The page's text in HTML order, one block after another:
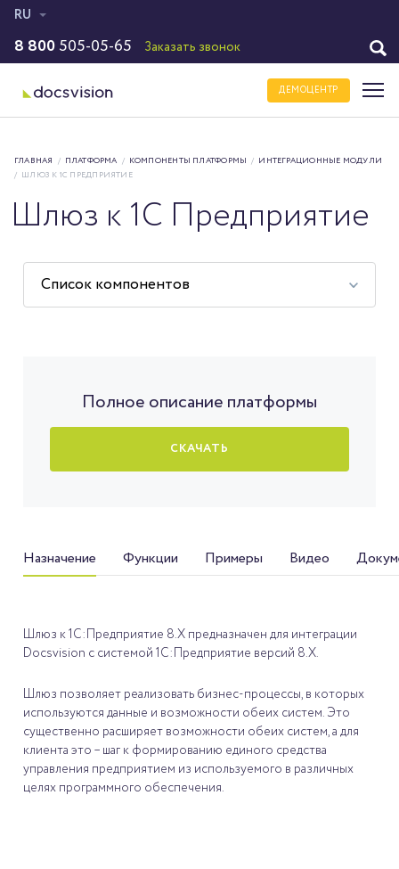
RU
8 800505-05-65 Заказать звонок
ДЕМОЦЕНТР
ГЛАВНАЯ / ПЛАТФОРМА / КОМПОНЕНТЫ ПЛАТФОРМЫ / ИНТЕГРАЦИОННЫЕ МОДУЛИ
/ ШЛЮЗ К 1С ПРЕДПРИЯТИЕ
Шлюз к 1С Предприятие
Список компонентов
Полное описание платформы
СКАЧАТЬ
Назначение Функции Примеры Видео
Шлюз к 1С:Предприятие 8.X предназначен для интеграции
Docsvision c системой 1С:Предприятие версий 8.X.
Шлюз позволяет реализовать бизнес-процессы, в которых
используются данные и возможности обеих систем. Это
существенно расширяет возможности обеих систем, а для
клиента это – шаг к формированию единого средства
управления предприятием из используемого в различных
целях программного обеспечения.